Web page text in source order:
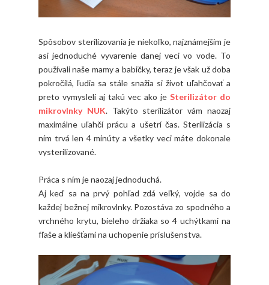
Spôsobov sterilizovania je niekoľko, najznámejším je
asi jednoduché vyvarenie danej veci vo vode. To
používali naše mamy a babičky, teraz je však už doba
pokročilá, ľudia sa stále snažia si život uľahčovať a
preto vymysleli aj takú vec ako je Sterilizátor do
mikrovlnky NUK. Takýto sterilizátor vám naozaj
maximálne uľahčí prácu a ušetrí čas. Sterilizácia s
ním trvá len 4 minúty a všetky veci máte dokonale
vysterilizované.
Práca s ním je naozaj jednoduchá.
Aj keď sa na prvý pohľad zdá veľký, vojde sa do
každej bežnej mikrovlnky. Pozostáva zo spodného a
vrchného krytu, bieleho držiaka so 4 uchýtkami na
fľaše a kliešťami na uchopenie príslušenstva.